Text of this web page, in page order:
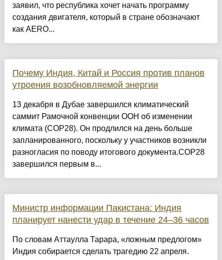
заявил, что республика хочет начать программу
создания двигателя, который в стране обозначают
как AERO...
Почему Индия, Китай и Россия против планов
утроения возобновляемой энергии
13 декабря в Дубае завершился климатический
саммит Рамочной конвенции ООН об изменении
климата (COP28). Он продлился на день больше
запланированного, поскольку у участников возникли
разногласия по поводу итогового документа.COP28
завершился первым в...
Министр информации Пакистана: Индия
планирует нанести удар в течение 24–36 часов
По словам Аттаулла Тарара, «ложным предлогом»
Индия собирается сделать трагедию 22 апреля.